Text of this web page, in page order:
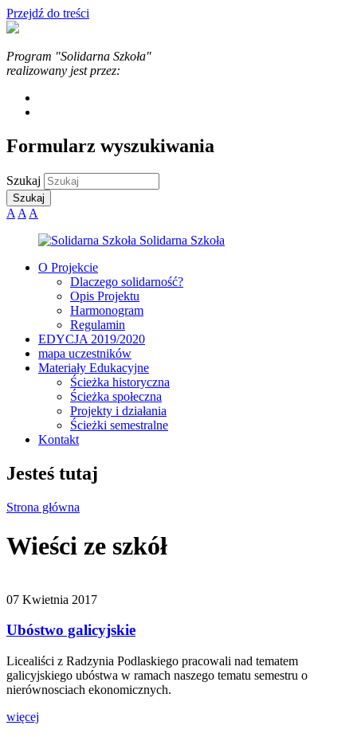
Przejdź do treści
Program "Solidarna Szkoła"
realizowany jest przez:
Formularz wyszukiwania
Szukaj
A A A
O Projekcie
Dlaczego solidarność?
Opis Projektu
Harmonogram
Regulamin
EDYCJA 2019/2020
mapa uczestników
Materiały Edukacyjne
Ścieżka historyczna
Ścieżka społeczna
Projekty i działania
Ścieżki semestralne
Kontakt
Jesteś tutaj
Strona główna
Wieści ze szkół
07 Kwietnia 2017
Ubóstwo galicyjskie
Licealiści z Radzynia Podlaskiego pracowali nad tematem
galicyjskiego ubóstwa w ramach naszego tematu semestru o
nierównosciach ekonomicznych.
więcej